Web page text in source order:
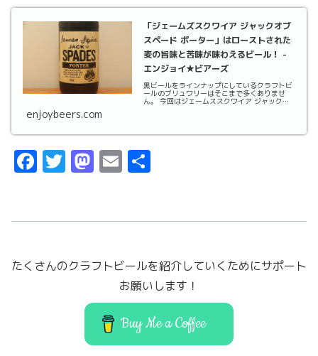
「ジェームズスクワイア ジャックオブ
スペード ポーター」はローストされた
麦の旨味と苦味が味わえるビール！ -
エンジョイ★ビアーズ
黒ビールをラインナップにしているクラフトビ
ールのブリュワリーはそこまで多くありませ
ん。 今回はジェームススクワイア ジャックオ
enjoybeers.com
F
e
b
o
T
t
er
M
o
o
n
E
l
たくさんのクラフトビールを紹介していくためにサポート
お願いします！
Buy Me a Coffee